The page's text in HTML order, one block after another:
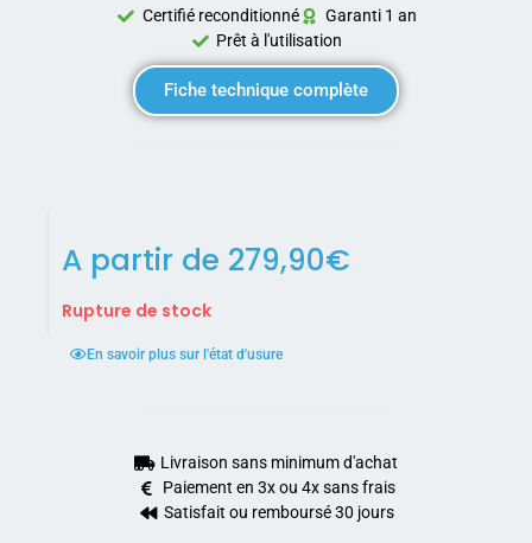
Certifié reconditionné
Garanti 1 an
Prêt à l'utilisation
Fiche technique complète
A partir de 279,90€
Rupture de stock
En savoir plus sur l'état d'usure
Livraison sans minimum d'achat
Paiement en 3x ou 4x sans frais
Satisfait ou remboursé 30 jours